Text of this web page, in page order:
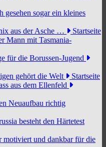
gesehen sogar ein kleines
aus der Asche …
Startseite
Mann mit Tasmania-
für die Borussen-Jugend
gehört die Welt
Startseite
aus dem Ellenfeld
Neuaufbau richtig
besteht den Härtetest
motiviert und dankbar für die